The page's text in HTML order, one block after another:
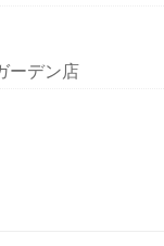
ーデン店